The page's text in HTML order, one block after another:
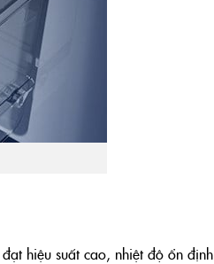
hiệu suất cao, nhiệt độ ổn định